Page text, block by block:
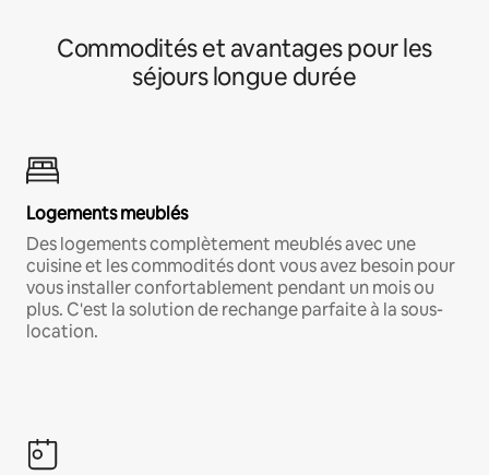
Commodités et avantages pour les
séjours longue durée
Logements meublés
Des logements complètement meublés avec une
cuisine et les commodités dont vous avez besoin pour
vous installer confortablement pendant un mois ou
plus. C'est la solution de rechange parfaite à la sous-
location.